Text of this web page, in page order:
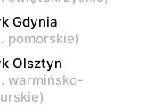
ul. Armii Krajowej
Gdynia
pomorskie)
Olsztyn
warmińsko-
)